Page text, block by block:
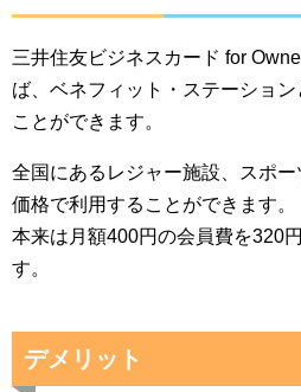
三井住友ビジネスカード for
ば、ベネフィット・ステーショ
ことができます。
全国にあるレジャー施設、スポー
価格で利用することができます。
本来は月額400円の会員費を320
す。
デメリット